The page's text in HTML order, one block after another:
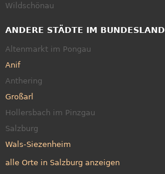
Wildschönau
ANDERE STÄDTE IM BUNDESLAND
Altenmarkt im Pongau
Anif
Anthering
Großarl
Hollersbach im Pinzgau
Salzburg
Wals-Siezenheim
alle Orte in Salzburg anzeigen